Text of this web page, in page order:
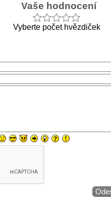
Vaše hodnocení
Vyberte počet hvězdiček